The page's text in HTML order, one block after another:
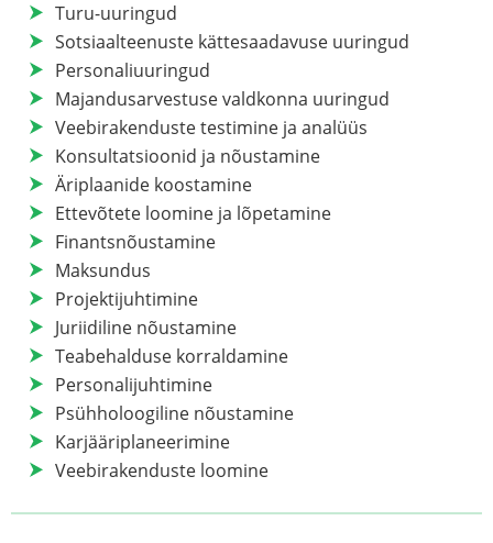
Turu-uuringud
Sotsiaalteenuste kättesaadavuse uuringud
Personaliuuringud
Majandusarvestuse valdkonna uuringud
Veebirakenduste testimine ja analüüs
Konsultatsioonid ja nõustamine
Äriplaanide koostamine
Ettevõtete loomine ja lõpetamine
Finantsnõustamine
Maksundus
Projektijuhtimine
Juriidiline nõustamine
Teabehalduse korraldamine
Personalijuhtimine
Psühholoogiline nõustamine
Karjääriplaneerimine
Veebirakenduste loomine